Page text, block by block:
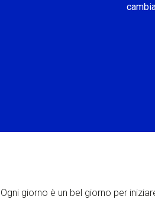
Ogni giorno è un bel giorno per